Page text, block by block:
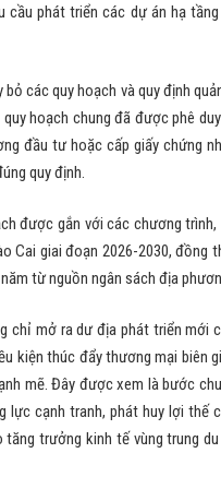
cầu phát triển các dự án hạ
các quy hoạch và quy định
hoạch chung đã được phê
đầu tư hoặc cấp giấy chứng
quy định.
được gắn với các chương trình,
Cai giai đoạn 2026-2030, đồng
từ nguồn ngân sách địa
chỉ mở ra dư địa phát triển mới
kiện thúc đẩy thương mại biên
mẽ. Đây được xem là bước
lực cạnh tranh, phát huy lợi thế
trưởng kinh tế vùng trung